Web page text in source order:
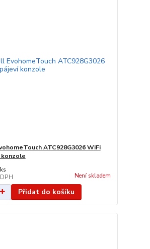
ATC928G3026 WiFi
konzole
ks
Není skladem
Přidat do košíku